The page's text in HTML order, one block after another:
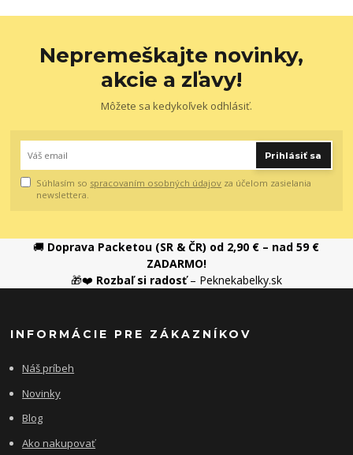
Nepremeškajte novinky,
akcie a zľavy!
Môžete sa kedykoľvek odhlásiť.
Prihlásiť sa
Súhlasím so spracovaním osobných údajov za účelom zasielania
newslettera.
🚚 Doprava Packetou (SR & ČR) od 2,90 € – nad 59 €
ZADARMO!
🎁❤️ Rozbaľ si radosť– Peknekabelky.sk
INFORMÁCIE PRE ZÁKAZNÍKOV
Náš príbeh
Novinky
Blog
Ako nakupovať